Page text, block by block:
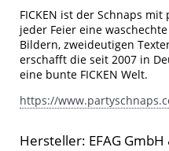
FICKEN ist der Schnaps
jeder Feier eine
Bildern, zweideutigen
erschafft die seit 2007 in
eine bunte FICKEN Welt.
https://
Hersteller: EFAG GmbH